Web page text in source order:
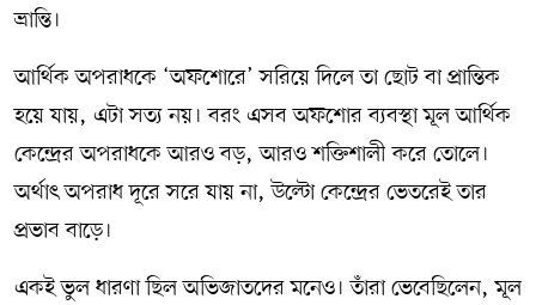
ভ্রান্তি।
আর্থিক অপরাধকে ‘অফশোরে’ সরিয়ে দিলে তা ছোট বা প্রান্তিক
হয়ে যায়, এটা সত্য নয়। বরং এসব অফশোর ব্যবস্থা মূল আর্থিক
কেন্দ্রের অপরাধকে আরও বড়, আরও শক্তিশালী করে তোলে।
অর্থাৎ অপরাধ দূরে সরে যায় না, উল্টো কেন্দ্রের ভেতরেই তার
প্রভাব বাড়ে।
একই ভুল ধারণা ছিল অভিজাতদের মনেও। তাঁরা ভেবেছিলেন, মূল